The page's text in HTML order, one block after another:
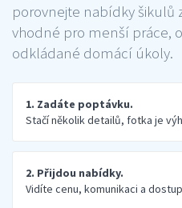
porovnejte nabídky šikulů
vhodné pro menší práce,
odkládané domácí úkoly.
1. Zadáte poptávku.
Stačí několik detailů, fotka je
2. Přijdou nabídky.
Vidíte cenu, komunikaci a